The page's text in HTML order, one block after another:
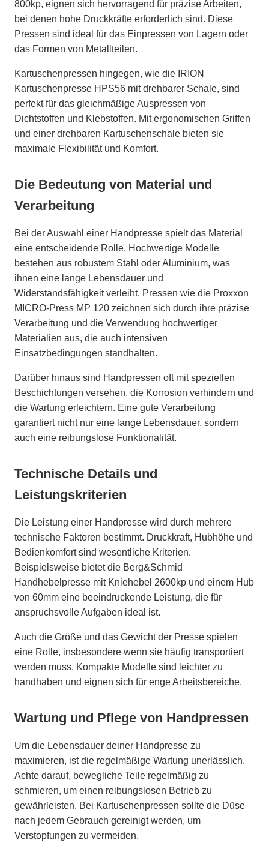
800kp, eignen sich hervorragend für präzise Arbeiten,
bei denen hohe Druckkräfte erforderlich sind. Diese
Pressen sind ideal für das Einpressen von Lagern oder
das Formen von Metallteilen.
Kartuschenpressen hingegen, wie die IRION
Kartuschenpresse HPS56 mit drehbarer Schale, sind
perfekt für das gleichmäßige Auspressen von
Dichtstoffen und Klebstoffen. Mit ergonomischen Griffen
und einer drehbaren Kartuschenschale bieten sie
maximale Flexibilität und Komfort.
Die Bedeutung von Material und
Verarbeitung
Bei der Auswahl einer Handpresse spielt das Material
eine entscheidende Rolle. Hochwertige Modelle
bestehen aus robustem Stahl oder Aluminium, was
ihnen eine lange Lebensdauer und
Widerstandsfähigkeit verleiht. Pressen wie die Proxxon
MICRO-Press MP 120 zeichnen sich durch ihre präzise
Verarbeitung und die Verwendung hochwertiger
Materialien aus, die auch intensiven
Einsatzbedingungen standhalten.
Darüber hinaus sind Handpressen oft mit speziellen
Beschichtungen versehen, die Korrosion verhindern und
die Wartung erleichtern. Eine gute Verarbeitung
garantiert nicht nur eine lange Lebensdauer, sondern
auch eine reibungslose Funktionalität.
Technische Details und
Leistungskriterien
Die Leistung einer Handpresse wird durch mehrere
technische Faktoren bestimmt. Druckkraft, Hubhöhe und
Bedienkomfort sind wesentliche Kriterien.
Beispielsweise bietet die Berg&Schmid
Handhebelpresse mit Kniehebel 2600kp und einem Hub
von 60mm eine beeindruckende Leistung, die für
anspruchsvolle Aufgaben ideal ist.
Auch die Größe und das Gewicht der Presse spielen
eine Rolle, insbesondere wenn sie häufig transportiert
werden muss. Kompakte Modelle sind leichter zu
handhaben und eignen sich für enge Arbeitsbereiche.
Wartung und Pflege von Handpressen
Um die Lebensdauer deiner Handpresse zu
maximieren, ist die regelmäßige Wartung unerlässlich.
Achte darauf, bewegliche Teile regelmäßig zu
schmieren, um einen reibungslosen Betrieb zu
gewährleisten. Bei Kartuschenpressen sollte die Düse
nach jedem Gebrauch gereinigt werden, um
Verstopfungen zu vermeiden.